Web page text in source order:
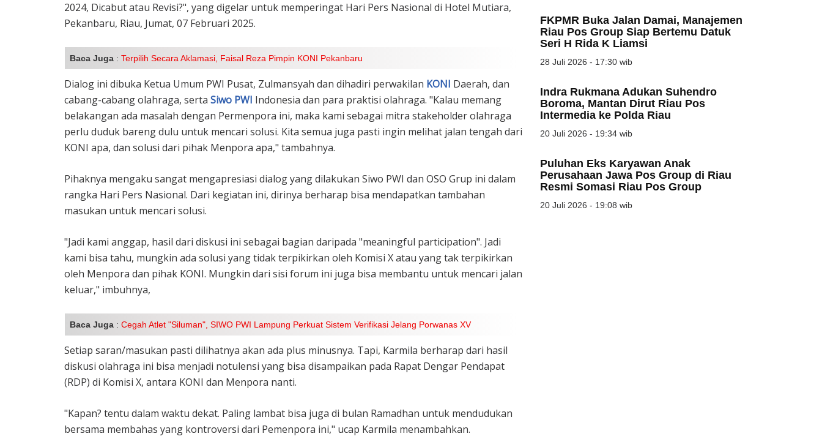
2024, Dicabut atau Revisi?", yang digelar untuk memperingat Hari Pers Nasional di Hotel Mutiara,
Pekanbaru, Riau, Jumat, 07 Februari 2025.
Baca Juga : Terpilih Secara Aklamasi, Faisal Reza Pimpin KONI Pekanbaru
Dialog ini dibuka Ketua Umum PWI Pusat, Zulmansyah dan dihadiri perwakilan KONI Daerah, dan
cabang-cabang olahraga, serta Siwo PWI Indonesia dan para praktisi olahraga. "Kalau memang
belakangan ada masalah dengan Permenpora ini, maka kami sebagai mitra stakeholder olahraga
perlu duduk bareng dulu untuk mencari solusi. Kita semua juga pasti ingin melihat jalan tengah dari
KONI apa, dan solusi dari pihak Menpora apa," tambahnya.
Pihaknya mengaku sangat mengapresiasi dialog yang dilakukan Siwo PWI dan OSO Grup ini dalam
rangka Hari Pers Nasional. Dari kegiatan ini, dirinya berharap bisa mendapatkan tambahan
masukan untuk mencari solusi.
"Jadi kami anggap, hasil dari diskusi ini sebagai bagian daripada "meaningful participation". Jadi
kami bisa tahu, mungkin ada solusi yang tidak terpikirkan oleh Komisi X atau yang tak terpikirkan
oleh Menpora dan pihak KONI. Mungkin dari sisi forum ini juga bisa membantu untuk mencari jalan
keluar," imbuhnya,
Baca Juga : Cegah Atlet "Siluman", SIWO PWI Lampung Perkuat Sistem Verifikasi Jelang Porwanas XV
Setiap saran/masukan pasti dilihatnya akan ada plus minusnya. Tapi, Karmila berharap dari hasil
diskusi olahraga ini bisa menjadi notulensi yang bisa disampaikan pada Rapat Dengar Pendapat
(RDP) di Komisi X, antara KONI dan Menpora nanti.
"Kapan? tentu dalam waktu dekat. Paling lambat bisa juga di bulan Ramadhan untuk mendudukan
bersama membahas yang kontroversi dari Pemenpora ini," ucap Karmila menambahkan.
FKPMR Buka Jalan Damai, Manajemen
Riau Pos Group Siap Bertemu Datuk
Seri H Rida K Liamsi
28 Juli 2026 - 17:30 wib
Indra Rukmana Adukan Suhendro
Boroma, Mantan Dirut Riau Pos
Intermedia ke Polda Riau
20 Juli 2026 - 19:34 wib
Puluhan Eks Karyawan Anak
Perusahaan Jawa Pos Group di Riau
Resmi Somasi Riau Pos Group
20 Juli 2026 - 19:08 wib